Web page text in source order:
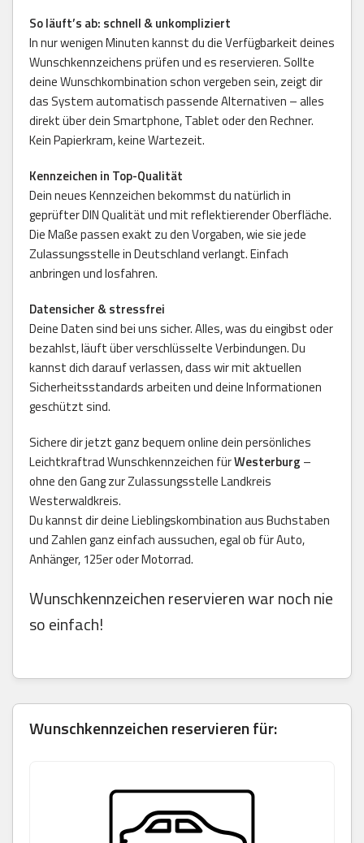
So läuft’s ab: schnell & unkompliziert
In nur wenigen Minuten kannst du die Verfügbarkeit deines
Wunschkennzeichens prüfen und es reservieren. Sollte
deine Wunschkombination schon vergeben sein, zeigt dir
das System automatisch passende Alternativen – alles
direkt über dein Smartphone, Tablet oder den Rechner.
Kein Papierkram, keine Wartezeit.
Kennzeichen in Top-Qualität
Dein neues Kennzeichen bekommst du natürlich in
geprüfter DIN Qualität und mit reflektierender Oberfläche.
Die Maße passen exakt zu den Vorgaben, wie sie jede
Zulassungsstelle in Deutschland verlangt. Einfach
anbringen und losfahren.
Datensicher & stressfrei
Deine Daten sind bei uns sicher. Alles, was du eingibst oder
bezahlst, läuft über verschlüsselte Verbindungen. Du
kannst dich darauf verlassen, dass wir mit aktuellen
Sicherheitsstandards arbeiten und deine Informationen
geschützt sind.
Sichere dir jetzt ganz bequem online dein persönliches
Leichtkraftrad Wunschkennzeichen fürWesterburg –
ohne den Gang zur Zulassungsstelle Landkreis
Westerwaldkreis.
Du kannst dir deine Lieblingskombination aus Buchstaben
und Zahlen ganz einfach aussuchen, egal ob für Auto,
Anhänger, 125er oder Motorrad.
Wunschkennzeichen reservieren war noch nie
so einfach!
Wunschkennzeichen reservieren für: